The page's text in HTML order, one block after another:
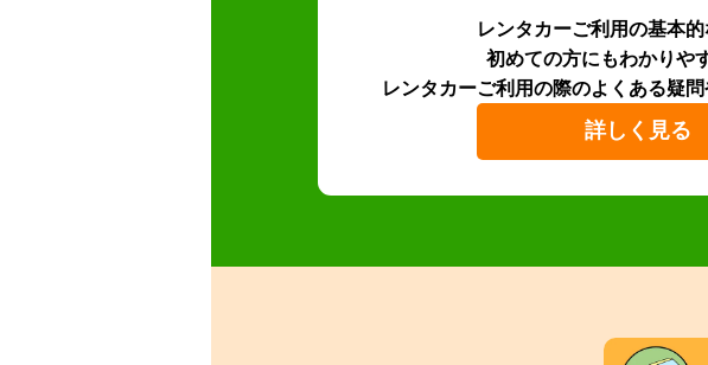
レンタカーご利用の基本
初めての方にもわかりや
レンタカーご利用の際のよくある疑問
詳しく見る